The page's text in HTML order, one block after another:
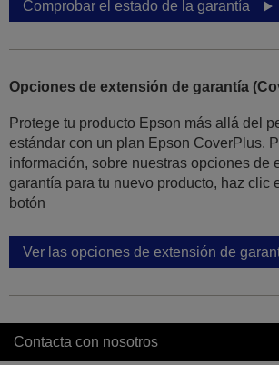
Comprobar el estado de la garantía
Opciones de extensión de garantía
Protege tu producto Epson más allá del
estándar con un plan Epson CoverPlus.
información, sobre nuestras opciones de
garantía para tu nuevo producto, haz clic
botón
Ver las opciones de extensión de
Contacta con nosotros